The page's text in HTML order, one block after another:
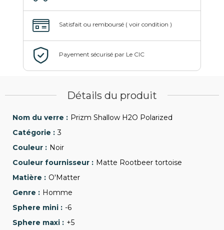
Détails du produit
Prizm Shallow H2O Polarized
3
Noir
Matte Rootbeer tortoise
O'Matter
Homme
-6
+5